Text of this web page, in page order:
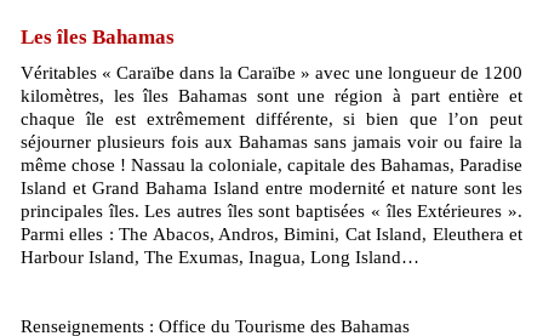
Les îles Bahamas
Véritables « Caraïbe dans la Caraïbe » avec une longueur de 1200
kilomètres, les îles Bahamas sont une région à part entière et
chaque île est extrêmement différente, si bien que l’on peut
séjourner plusieurs fois aux Bahamas sans jamais voir ou faire la
même chose ! Nassau la coloniale, capitale des Bahamas, Paradise
Island et Grand Bahama Island entre modernité et nature sont les
principales îles. Les autres îles sont baptisées « îles Extérieures ».
Parmi elles : The Abacos, Andros, Bimini, Cat Island, Eleuthera et
Harbour Island, The Exumas, Inagua, Long Island…
Renseignements : Office du Tourisme des Bahamas